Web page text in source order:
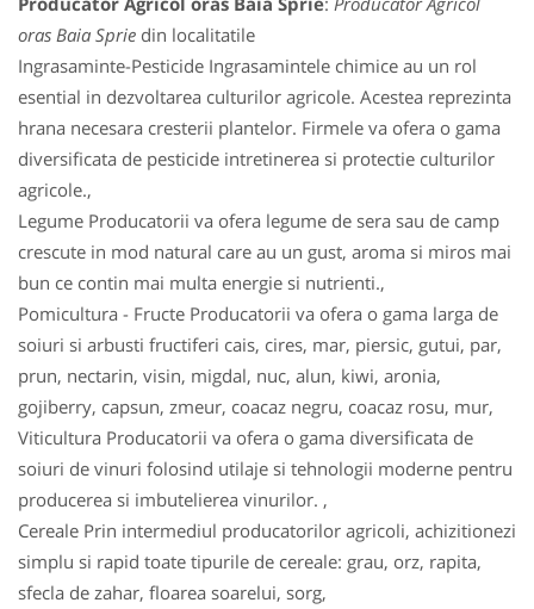
oras Baia Sprie din localitatile
Ingrasaminte-Pesticide Ingrasamintele chimice au un rol
esential in dezvoltarea culturilor agricole. Acestea reprezinta
hrana necesara cresterii plantelor. Firmele va ofera o gama
diversificata de pesticide intretinerea si protectie culturilor
agricole.,
Legume Producatorii va ofera legume de sera sau de camp
crescute in mod natural care au un gust, aroma si miros mai
bun ce contin mai multa energie si nutrienti.,
Pomicultura - Fructe Producatorii va ofera o gama larga de
soiuri si arbusti fructiferi cais, cires, mar, piersic, gutui, par,
prun, nectarin, visin, migdal, nuc, alun, kiwi, aronia,
gojiberry, capsun, zmeur, coacaz negru, coacaz rosu, mur,
Viticultura Producatorii va ofera o gama diversificata de
soiuri de vinuri folosind utilaje si tehnologii moderne pentru
producerea si imbutelierea vinurilor. ,
Cereale Prin intermediul producatorilor agricoli, achizitionezi
simplu si rapid toate tipurile de cereale: grau, orz, rapita,
sfecla de zahar, floarea soarelui, sorg,